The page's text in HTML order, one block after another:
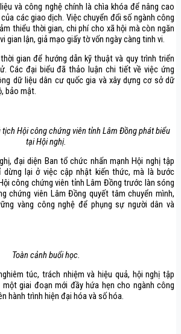
và công nghệ chính là chìa khóa để nâng cao
các giao dịch. Việc chuyển đổi số ngành công
thiểu thời gian, chi phí cho xã hội mà còn ngăn
gian lận, giả mạo giấy tờ vốn ngày càng tinh vi.
gian để hướng dẫn kỹ thuật và quy trình triển
Các đại biểu đã thảo luận chi tiết về việc ứng
dữ liệu dân cư quốc gia và xây dựng cơ sở dữ
bảo mật.
tịch Hội công chứng viên tỉnh Lâm Đồng phát biểu
tại Hội nghị.
đại diện Ban tổ chức nhấn mạnh Hội nghị tập
dừng lại ở việc cập nhật kiến thức, mà là bước
công chứng viên tỉnh Lâm Đồng trước làn sóng
chứng viên Lâm Đồng quyết tâm chuyển mình,
vàng công nghệ để phụng sự người dân và
Toàn cảnh buổi học.
túc, trách nhiệm và hiệu quả, hội nghị tập
một giai đoạn mới đầy hứa hẹn cho ngành công
hành trình hiện đại hóa và số hóa.